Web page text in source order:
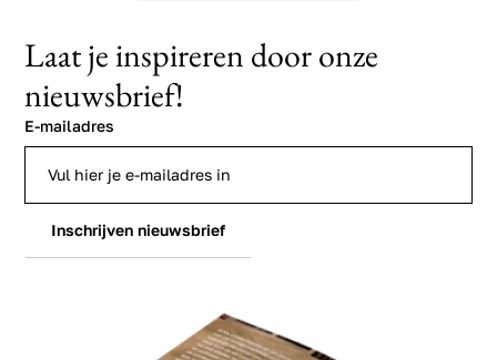
Laat je inspireren door onze
nieuwsbrief!
E-mailadres
Inschrijven nieuwsbrief